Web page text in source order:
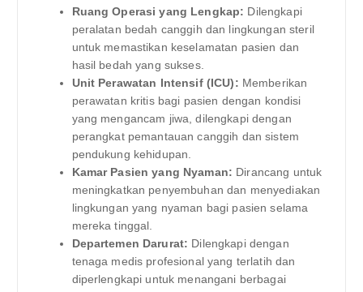
Ruang Operasi yang Lengkap: Dilengkapi
peralatan bedah canggih dan lingkungan steril
untuk memastikan keselamatan pasien dan
hasil bedah yang sukses.
Unit Perawatan Intensif (ICU): Memberikan
perawatan kritis bagi pasien dengan kondisi
yang mengancam jiwa, dilengkapi dengan
perangkat pemantauan canggih dan sistem
pendukung kehidupan.
Kamar Pasien yang Nyaman: Dirancang untuk
meningkatkan penyembuhan dan menyediakan
lingkungan yang nyaman bagi pasien selama
mereka tinggal.
Departemen Darurat: Dilengkapi dengan
tenaga medis profesional yang terlatih dan
diperlengkapi untuk menangani berbagai